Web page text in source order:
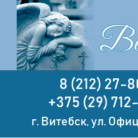
8 (212) 27-
+375 (29)
г. Витебск, ул.